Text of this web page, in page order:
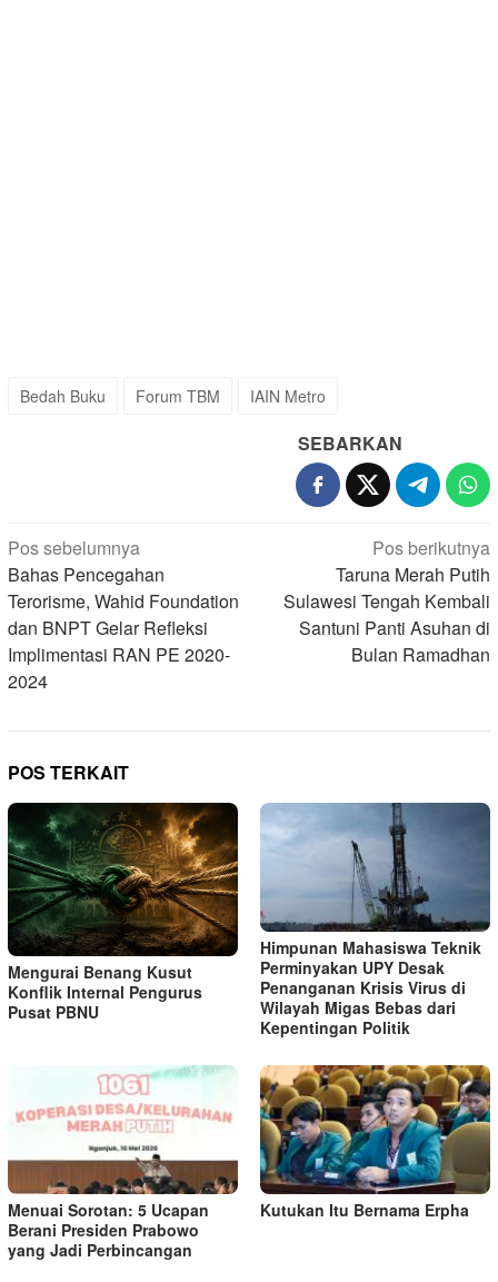
Bedah Buku Forum TBM IAIN Metro
SEBARKAN
Navigasi
pos
Pos sebelumnya
Bahas Pencegahan
Terorisme, Wahid Foundation
dan BNPT Gelar Refleksi
Implimentasi RAN PE 2020-
2024
Pos berikutnya
Taruna Merah Putih
Sulawesi Tengah Kembali
Santuni Panti Asuhan di
Bulan Ramadhan
POS TERKAIT
Mengurai Benang Kusut
Konflik Internal Pengurus
Pusat PBNU
Himpunan Mahasiswa Teknik
Perminyakan UPY Desak
Penanganan Krisis Virus di
Wilayah Migas Bebas dari
Kepentingan Politik
Menuai Sorotan: 5 Ucapan
Berani Presiden Prabowo
yang Jadi Perbincangan
Kutukan Itu Bernama Erpha